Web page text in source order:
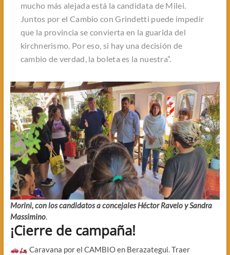
mucho más alejada está la candidata de Milei.
Juntos por el Cambio con Grindetti puede impedir
que la provincia se convierta en la guarida del
kirchnerismo. Por eso, si hay una decisión de
cambio de verdad, la boleta es la nuestra”.
Morini, con los candidatos a concejales Héctor Ravelo y Sandra
Massimino.
¡Cierre de campaña!
Caravana por el CAMBIO en Berazategui. Traer